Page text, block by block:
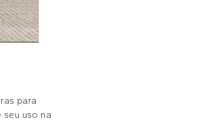
para
seu uso na